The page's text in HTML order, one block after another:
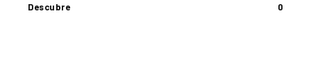
Descubre
0